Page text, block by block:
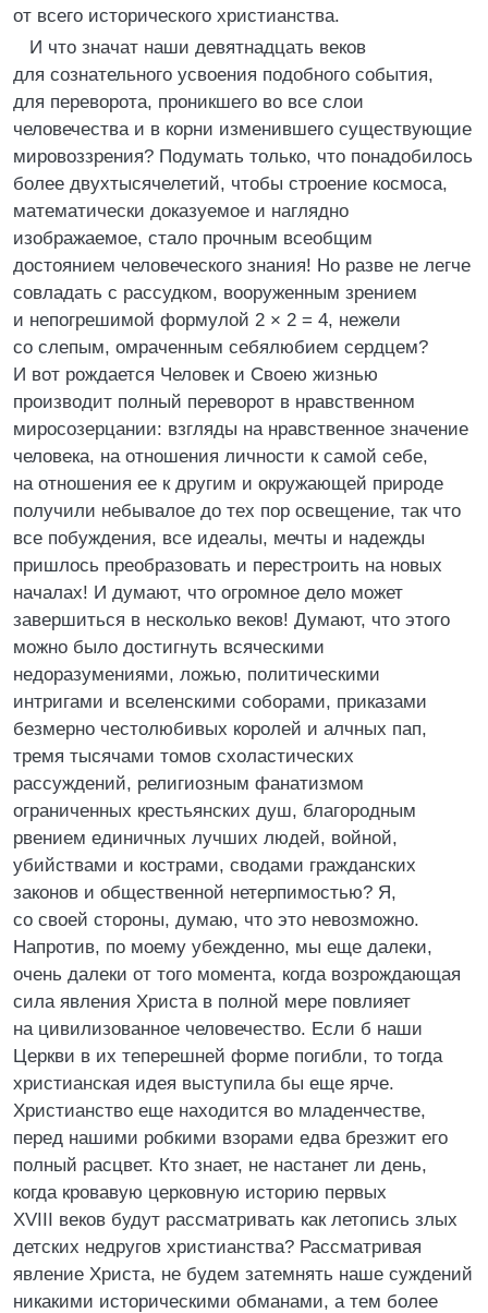
от всего исторического христианства.
И что значат наши девятнадцать веков
для сознательного усвоения подобного события,
для переворота, проникшего во все слои
человечества и в корни изменившего существующие
мировоззрения? Подумать только, что понадобилось
более двухтысячелетий, чтобы строение космоса,
математически доказуемое и наглядно
изображаемое, стало прочным всеобщим
достоянием человеческого знания! Но разве не легче
совладать с рассудком, вооруженным зрением
и непогрешимой формулой 2 × 2 = 4, нежели
со слепым, омраченным себялюбием сердцем?
И вот рождается Человек и Своею жизнью
производит полный переворот в нравственном
миросозерцании: взгляды на нравственное значение
человека, на отношения личности к самой себе,
на отношения ее к другим и окружающей природе
получили небывалое до тех пор освещение, так что
все побуждения, все идеалы, мечты и надежды
пришлось преобразовать и перестроить на новых
началах! И думают, что огромное дело может
завершиться в несколько веков! Думают, что этого
можно было достигнуть всяческими
недоразумениями, ложью, политическими
интригами и вселенскими соборами, приказами
безмерно честолюбивых королей и алчных пап,
тремя тысячами томов схоластических
рассуждений, религиозным фанатизмом
ограниченных крестьянских душ, благородным
рвением единичных лучших людей, войной,
убийствами и кострами, сводами гражданских
законов и общественной нетерпимостью? Я,
со своей стороны, думаю, что это невозможно.
Напротив, по моему убежденно, мы еще далеки,
очень далеки от того момента, когда возрождающая
сила явления Христа в полной мере повлияет
на цивилизованное человечество. Если б наши
Церкви в их теперешней форме погибли, то тогда
христианская идея выступила бы еще ярче.
Христианство еще находится во младенчестве,
перед нашими робкими взорами едва брезжит его
полный расцвет. Кто знает, не настанет ли день,
когда кровавую церковную историю первых
XVIII веков будут рассматривать как летопись злых
детских недругов христианства? Рассматривая
явление Христа, не будем затемнять наше суждений
никакими историческими обманами, а тем более